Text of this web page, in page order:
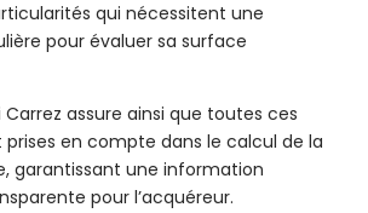
qui nécessitent une
pour évaluer sa surface
Carrez assure ainsi que toutes ces
en compte dans le calcul de la
garantissant une information
pour l’acquéreur.